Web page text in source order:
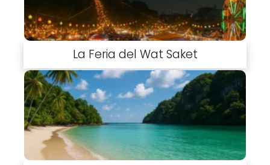
La Feria del Wat Saket